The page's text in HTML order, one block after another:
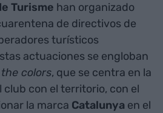
Turisme han organizado
de directivos de
turísticos
actuaciones se engloban
colors, que se centra en la
club con el territorio, con el
la marca Catalunya en el